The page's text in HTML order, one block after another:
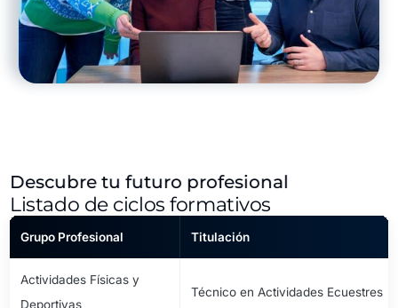
Descubre tu futuro profesional
Listado de ciclos formativos
Grupo Profesional Titulación
Actividades Físicas y
Deportivas
Técnico en Actividades Ecuestres